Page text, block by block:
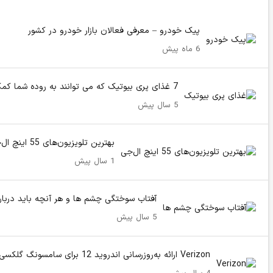
پیک خودرو – معرفی فعالان بازار خودرو در کشور
6 ماه پیش
7 غذای پری بیوتیک که می توانند به روده شما کمک کنند
5 سال پیش
بهترین تلویزیون‌های 55 اینچ ال‌جی سال 2024 – 2025
1 سال پیش
آفتاب سوختگی چشم ها و هر آنچه باید
5 سال پیش
Verizon ارائه به‌روزرسانی اندروید 12 برای سامسونگ گلکسی A42 5G